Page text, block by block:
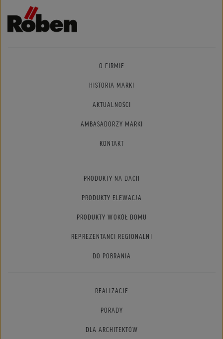
O FIRMIE
HISTORIA MARKI
AKTUALNOŚCI
AMBASADORZY MARKI
KONTAKT
PRODUKTY NA DACH
PRODUKTY ELEWACJA
PRODUKTY WOKÓŁ DOMU
REPREZENTANCI REGIONALNI
DO POBRANIA
REALIZACJE
PORADY
DLA ARCHITEKTÓW